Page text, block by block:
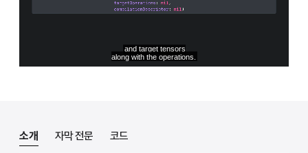
소개 자막 전문 코드